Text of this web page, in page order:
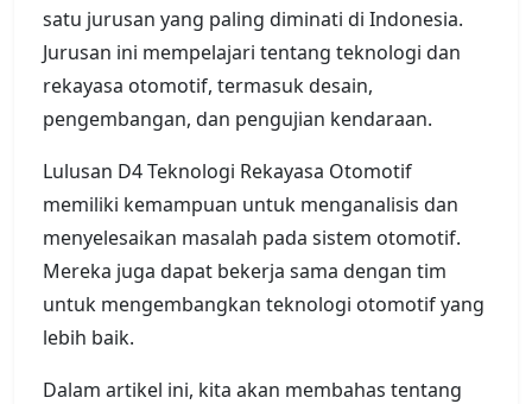
satu jurusan yang paling diminati di Indonesia.
Jurusan ini mempelajari tentang teknologi dan
rekayasa otomotif, termasuk desain,
pengembangan, dan pengujian kendaraan.
Lulusan D4 Teknologi Rekayasa Otomotif
memiliki kemampuan untuk menganalisis dan
menyelesaikan masalah pada sistem otomotif.
Mereka juga dapat bekerja sama dengan tim
untuk mengembangkan teknologi otomotif yang
lebih baik.
Dalam artikel ini, kita akan membahas tentang